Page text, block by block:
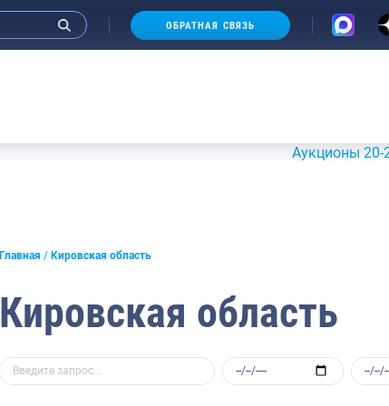
ОБРАТНАЯ СВЯЗЬ
Аукционы 20-21 июля
Главная Кировская область
Кировская область